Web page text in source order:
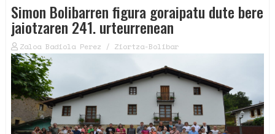
Simon Bolibarren figura goraipatu dute bere
jaiotzaren 241. urteurrenean
Zaloa Badiola Perez / Ziortza-Bolibar